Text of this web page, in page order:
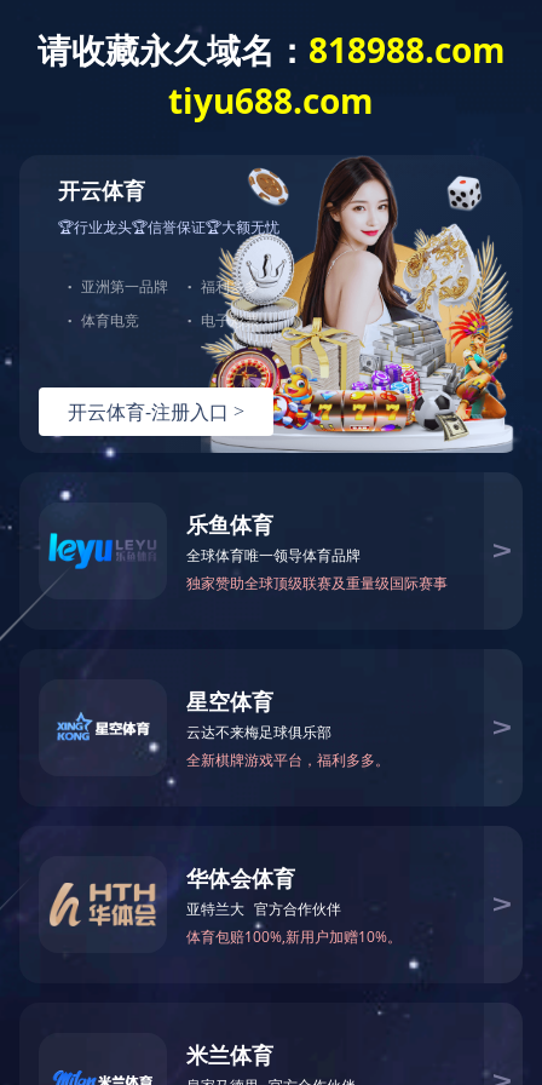
碳化硅外延片
碳化硅外延片代工服务
碳化硅相关检测服务
外延片清洗服务
碳化硅相关检测服务
首页 前一页 1 后一页
在线咨询
产品与服务
0769-22891678